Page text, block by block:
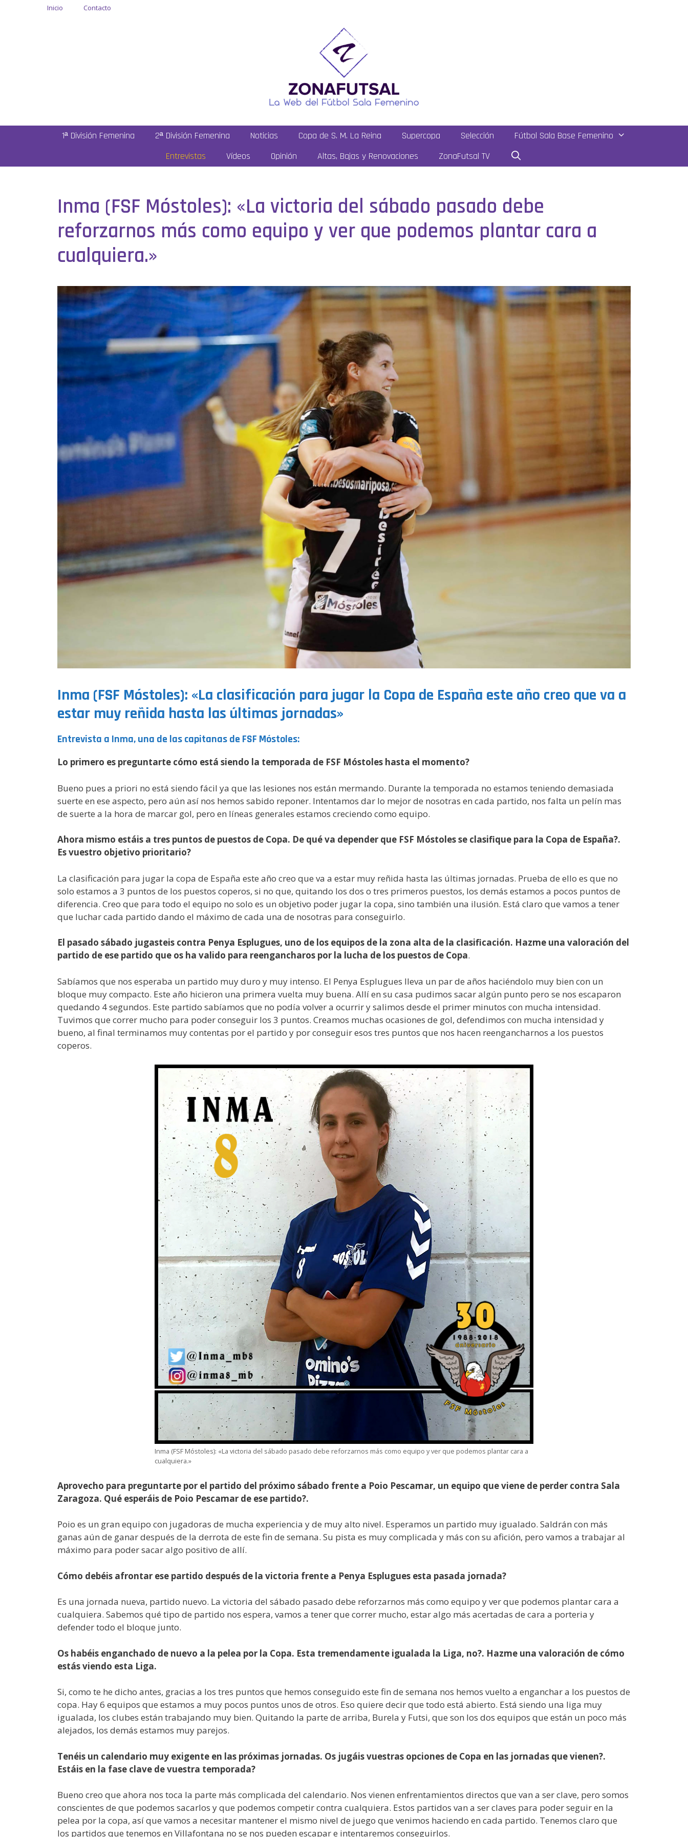
Inicio Contacto
1ª División Femenina 2ª División Femenina Noticias Copa de S. M. La Reina Supercopa Selección
Fútbol Sala Base Femenino
Entrevistas
Vídeos Opinión Altas, Bajas y Renovaciones ZonaFutsal TV
Inma (FSF Móstoles): «La victoria del sábado pasado debe
reforzarnos más como equipo y ver que podemos plantar cara a
cualquiera.»
Inma (FSF Móstoles): «La clasificación para jugar la Copa de España este año creo que va a
estar muy reñida hasta las últimas jornadas»
Entrevista a Inma, una de las capitanas de FSF Móstoles:
Lo primero es preguntarte cómo está siendo la temporada de FSF Móstoles hasta el momento?
Bueno pues a priori no está siendo fácil ya que las lesiones nos están mermando. Durante la temporada no estamos teniendo demasiada
suerte en ese aspecto, pero aún así nos hemos sabido reponer. Intentamos dar lo mejor de nosotras en cada partido, nos falta un pelín mas
de suerte a la hora de marcar gol, pero en líneas generales estamos creciendo como equipo.
Ahora mismo estáis a tres puntos de puestos de Copa. De qué va depender que FSF Móstoles se clasifique para la Copa de España?.
Es vuestro objetivo prioritario?
La clasificación para jugar la copa de España este año creo que va a estar muy reñida hasta las últimas jornadas. Prueba de ello es que no
solo estamos a 3 puntos de los puestos coperos, si no que, quitando los dos o tres primeros puestos, los demás estamos a pocos puntos de
diferencia. Creo que para todo el equipo no solo es un objetivo poder jugar la copa, sino también una ilusión. Está claro que vamos a tener
que luchar cada partido dando el máximo de cada una de nosotras para conseguirlo.
El pasado sábado jugasteis contra Penya Esplugues, uno de los equipos de la zona alta de la clasificación. Hazme una valoración del
partido de ese partido que os ha valido para reengancharos por la lucha de los puestos de Copa.
Sabíamos que nos esperaba un partido muy duro y muy intenso. El Penya Esplugues lleva un par de años haciéndolo muy bien con un
bloque muy compacto. Este año hicieron una primera vuelta muy buena. Allí en su casa pudimos sacar algún punto pero se nos escaparon
quedando 4 segundos. Este partido sabíamos que no podía volver a ocurrir y salimos desde el primer minutos con mucha intensidad.
Tuvimos que correr mucho para poder conseguir los 3 puntos. Creamos muchas ocasiones de gol, defendimos con mucha intensidad y
bueno, al final terminamos muy contentas por el partido y por conseguir esos tres puntos que nos hacen reengancharnos a los puestos
coperos.
Inma (FSF Móstoles): «La victoria del sábado pasado debe reforzarnos más como equipo y ver que podemos plantar cara a
cualquiera.»
Aprovecho para preguntarte por el partido del próximo sábado frente a Poio Pescamar, un equipo que viene de perder contra Sala
Zaragoza. Qué esperáis de Poio Pescamar de ese partido?.
Poio es un gran equipo con jugadoras de mucha experiencia y de muy alto nivel. Esperamos un partido muy igualado. Saldrán con más
ganas aún de ganar después de la derrota de este fin de semana. Su pista es muy complicada y más con su afición, pero vamos a trabajar al
máximo para poder sacar algo positivo de allí.
Cómo debéis afrontar ese partido después de la victoria frente a Penya Esplugues esta pasada jornada?
Es una jornada nueva, partido nuevo. La victoria del sábado pasado debe reforzarnos más como equipo y ver que podemos plantar cara a
cualquiera. Sabemos qué tipo de partido nos espera, vamos a tener que correr mucho, estar algo más acertadas de cara a porteria y
defender todo el bloque junto.
Os habéis enganchado de nuevo a la pelea por la Copa. Esta tremendamente igualada la Liga, no?. Hazme una valoración de cómo
estás viendo esta Liga.
Si, como te he dicho antes, gracias a los tres puntos que hemos conseguido este fin de semana nos hemos vuelto a enganchar a los puestos de
copa. Hay 6 equipos que estamos a muy pocos puntos unos de otros. Eso quiere decir que todo está abierto. Está siendo una liga muy
igualada, los clubes están trabajando muy bien. Quitando la parte de arriba, Burela y Futsi, que son los dos equipos que están un poco más
alejados, los demás estamos muy parejos.
Tenéis un calendario muy exigente en las próximas jornadas. Os jugáis vuestras opciones de Copa en las jornadas que vienen?.
Estáis en la fase clave de vuestra temporada?
Bueno creo que ahora nos toca la parte más complicada del calendario. Nos vienen enfrentamientos directos que van a ser clave, pero somos
conscientes de que podemos sacarlos y que podemos competir contra cualquiera. Estos partidos van a ser claves para poder seguir en la
pelea por la copa, así que vamos a necesitar mantener el mismo nivel de juego que venimos haciendo en cada partido. Tenemos claro que
los partidos que tenemos en Villafontana no se nos pueden escapar e intentaremos conseguirlos.